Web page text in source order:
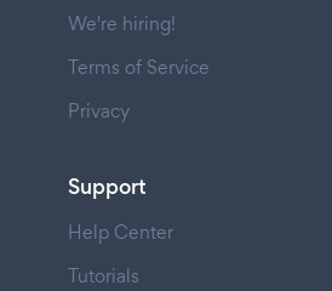
We're hiring!
Terms of Service
Privacy
Support
Help Center
Tutorials